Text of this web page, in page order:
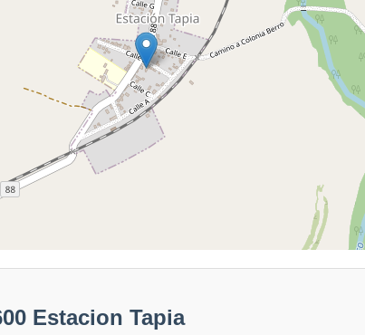
Estacion Tapia